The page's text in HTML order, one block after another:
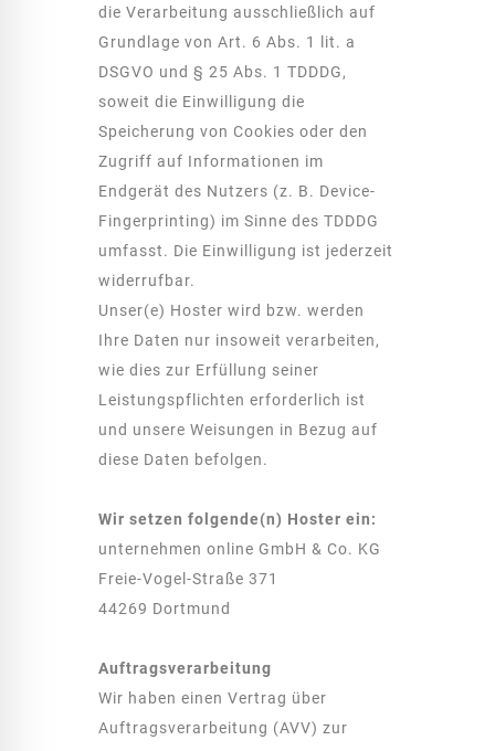
die Verarbeitung ausschließlich auf
Grundlage von Art. 6 Abs. 1 lit. a
DSGVO und § 25 Abs. 1 TDDDG,
soweit die Einwilligung die
Speicherung von Cookies oder den
Zugriff auf Informationen im
Endgerät des Nutzers (z. B. Device-
Fingerprinting) im Sinne des TDDDG
umfasst. Die Einwilligung ist jederzeit
widerrufbar.
Unser(e) Hoster wird bzw. werden
Ihre Daten nur insoweit verarbeiten,
wie dies zur Erfüllung seiner
Leistungspflichten erforderlich ist
und unsere Weisungen in Bezug auf
diese Daten befolgen.
Wir setzen folgende(n) Hoster ein:
unternehmen online GmbH & Co. KG
Freie-Vogel-Straße 371
44269 Dortmund
Auftragsverarbeitung
Wir haben einen Vertrag über
Auftragsverarbeitung (AVV) zur